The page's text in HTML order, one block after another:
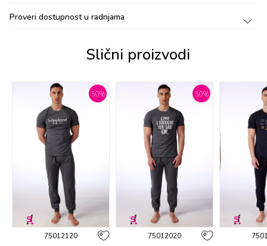
Proveri dostupnost u radnjama
Slični proizvodi
50%
75012120
50%
75012020